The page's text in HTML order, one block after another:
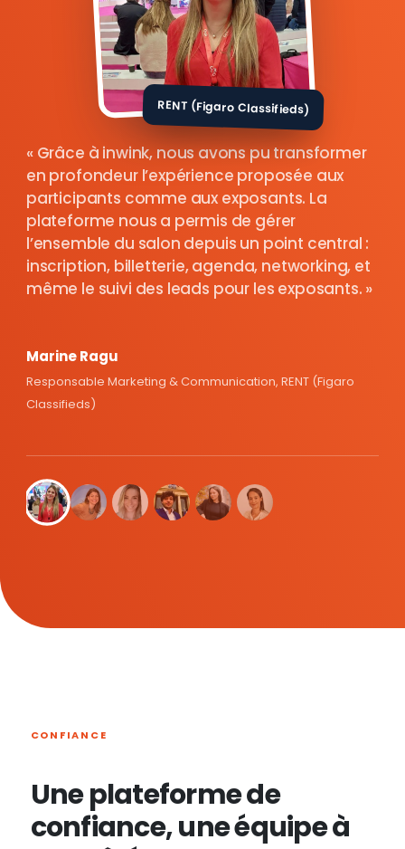
RENT (Figaro Classifieds)
Grâce à inwink, nous avons pu transformer
en profondeur l’expérience proposée aux
participants comme aux exposants. La
plateforme nous a permis de gérer
l’ensemble du salon depuis un point central :
inscription, billetterie, agenda, networking, et
même le suivi des leads pour les exposants.
Marine Ragu
Responsable Marketing & Communication, RENT (Figaro
Classifieds)
CONFIANCE
Une plateforme de
confiance, une équipe à